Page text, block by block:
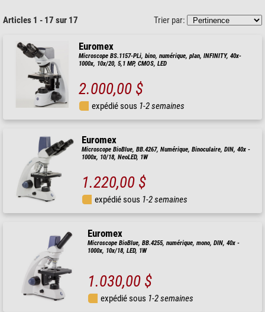
Articles 1 - 17 sur 17 Trier par:
Euromex
Microscope BS.1157-PLi, bino, numérique, plan, INFINITY, 40x-
1000x, 10x/20, 5,1 MP, CMOS, LED
2.000,00 $
expédié sous 1-2 semaines
Euromex
Microscope BioBlue, BB.4267, Numérique, Binoculaire, DIN, 40x -
1000x, 10/18, NeoLED, 1W
1.220,00 $
expédié sous 1-2 semaines
Euromex
Microscope BioBlue, BB.4255, numérique, mono, DIN, 40x -
1000x, 10x/18, LED, 1W
1.030,00 $
expédié sous 1-2 semaines